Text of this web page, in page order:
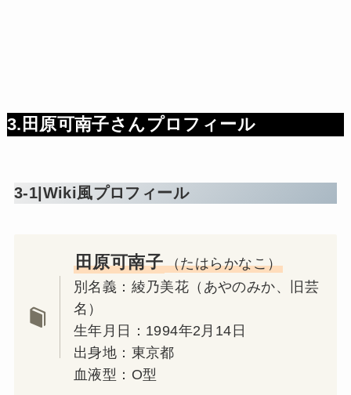
3.田原可南子さんプロフィール
3-1|Wiki風プロフィール
田原可南子 （たはらかなこ）
別名義：綾乃美花（あやのみか、旧芸
名）
生年月日：1994年2月14日
出身地：東京都
血液型：O型